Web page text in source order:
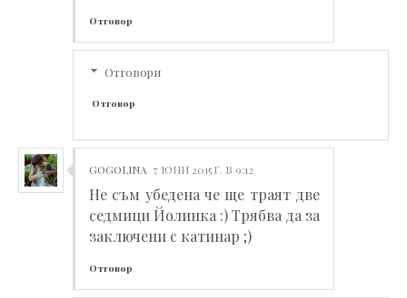
Отговор
Отговори
Отговор
GOGOLINA 7 ЮНИ 2015 Г. В 9:12
Не съм убедена че ще траят две
седмици Йолинка :) Трябва да за
заключени с катинар ;)
Отговор